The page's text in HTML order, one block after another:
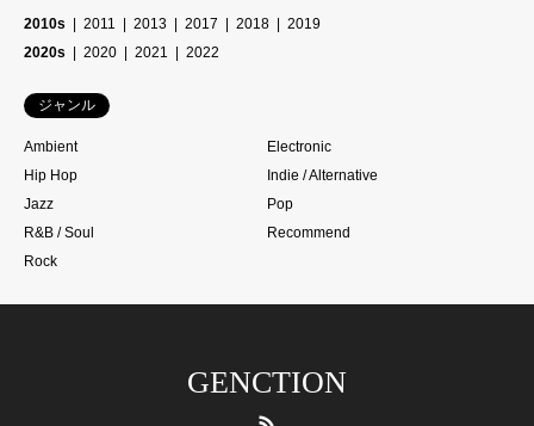
2010s 2011 2013 2017 2018
2019
2020s
2020 2021 2022
ジャンル
Ambient
Electronic
Hip Hop
Indie / Alternative
Jazz
Pop
R&B / Soul
Recommend
Rock
GENCTION